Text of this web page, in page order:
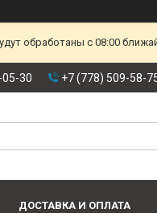
обработаны с 08:00
05-30 +7 (778) 509-58-
ДОСТАВКА И ОПЛАТА